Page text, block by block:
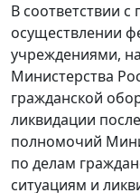
В соответствии
осуществлении
учреждениями,
Министерства
гражданской
ликвидации
полномочий
по делам
ситуациям и